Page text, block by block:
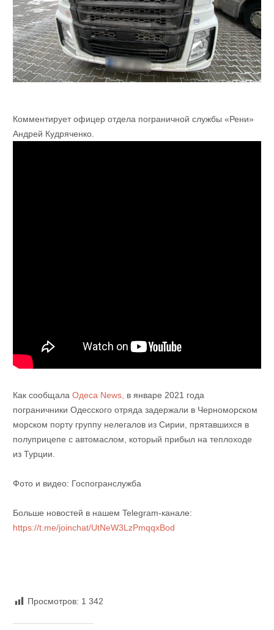
Комментирует офицер отдела пограничной службы «Рени»
Андрей Кудряченко.
Как сообщалаОдеса News, в январе 2021 года
пограничники Одесского отряда задержали в Черноморском
морском порту группу нелегалов из Сирии, прятавшихся в
полуприцепе с автомаслом, который прибыл на теплоходе
из Турции.
Фото и видео: Госпогранслужба
Больше новостей в нашем Telegram-канале:
https://t.me/joinchat/UtNeW3LzPmqqxBod
Просмотров: 1 342